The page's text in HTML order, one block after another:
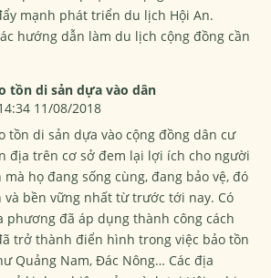
mạnh phát triển du lịch Hội An.
hướng dẫn làm du lịch cộng đồng cần
tồn di sản dựa vào dân
11/08/2018
tồn di sản dựa vào cộng đồng dân cư
địa trên cơ sở đem lại lợi ích cho người
họ đang sống cùng, đang bảo vệ, đó
và bền vững nhất từ trước tới nay. Có
phương đã áp dụng thành công cách
trở thành điển hình trong việc bảo tồn
Quảng Nam, Đác Nông… Các địa